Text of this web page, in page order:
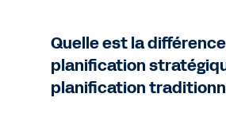
Quelle est la
planification
planification